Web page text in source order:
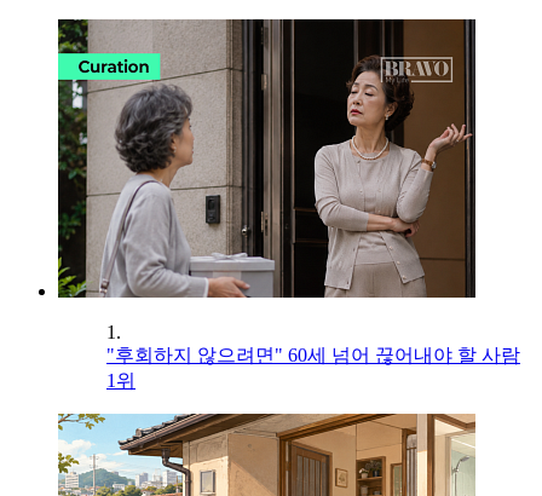
1.
"후회하지 않으려면" 60세 넘어 끊어내야 할 사람
1위